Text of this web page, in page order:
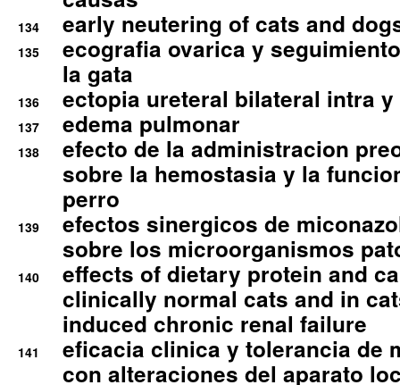
134 early neutering of cats and
135
ecografia ovarica y
la gata
136 ectopia ureteral bilateral intra
137 edema pulmonar
138
efecto de la administracion
sobre la hemostasia y la
perro
139
efectos sinergicos de
sobre los microorganismos
140
effects of dietary protein and
clinically normal cats and in
induced chronic renal failure
141
eficacia clinica y tolerancia de
con alteraciones del aparato